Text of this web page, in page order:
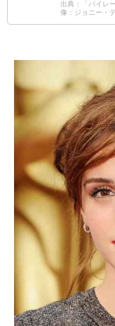
出典：「パイレ
像：ジョニー・